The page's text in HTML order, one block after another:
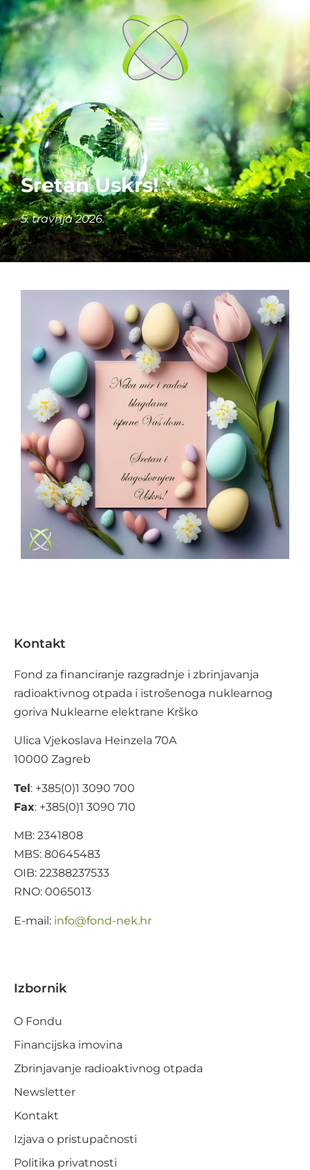
Sretan Uskrs!
5. travnja 2026.
Kontakt
Fond za financiranje razgradnje i zbrinjavanja
radioaktivnog otpada i istrošenoga nuklearnog
goriva Nuklearne elektrane Krško
Ulica Vjekoslava Heinzela 70A
10000 Zagreb
Tel: +385(0)1 3090 700
Fax: +385(0)1 3090 710
MB: 2341808
MBS: 80645483
OIB: 22388237533
RNO: 0065013
E-mail: rh.ken-dnof
@ofni
Izbornik
O Fondu
Financijska imovina
Zbrinjavanje radioaktivnog otpada
Newsletter
Kontakt
Izjava o pristupačnosti
Politika privatnosti